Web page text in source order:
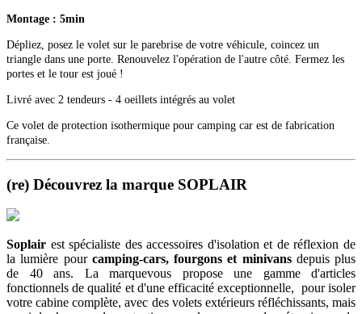
Montage : 5min
Dépliez, posez le volet sur le parebrise de votre véhicule, coincez un
triangle dans une porte. Renouvelez l'opération de l'autre côté. Fermez les
portes et le tour est joué !
Livré avec 2 tendeurs - 4 oeillets intégrés au volet
Ce volet de protection isothermique pour camping car est de fabrication
française.
(re) Découvrez la marque SOPLAIR
Soplair est spécialiste des accessoires d'isolation et de réflexion de
la lumière pour camping-cars, fourgons et minivans depuis plus
de 40 ans.
La marquevous propose une gamme d'articles
fonctionnels de qualité et d'une efficacité exceptionnelle, pour isoler
votre cabine complète, avec des volets extérieurs réfléchissants, mais